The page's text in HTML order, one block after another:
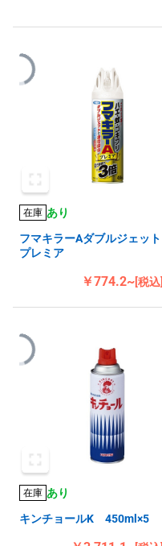
在庫 あり
フマキラーAダブルジェット
プレミア
￥774.2~[税込]
在庫 あり
キンチョールK 450ml×5